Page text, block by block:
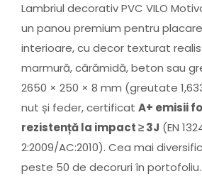
Lambriul decorativ PVC VILO
un panou premium pentru
interioare, cu decor texturat
marmură, cărămidă, beton sau
2650 × 250 × 8 mm (greutate
nut și feder, certificat A+ emisii
rezistență la impact ≥ 3J (EN
2:2009/AC:2010). Cea mai
peste 50 de decoruri în portofoliu.